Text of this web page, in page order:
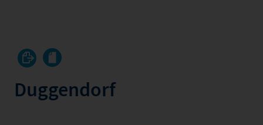
Duggendorf